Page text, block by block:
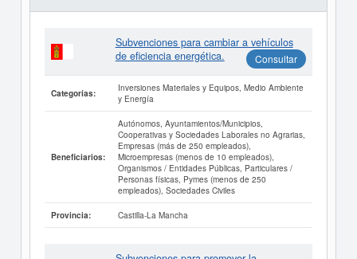
Subvenciones para cambiar a vehículos
de eficiencia energética.
Consultar
Categorías:
Inversiones Materiales y Equipos, Medio Ambiente
y Energía
Beneficiarios:
Autónomos, Ayuntamientos/Municipios,
Cooperativas y Sociedades Laborales no Agrarias,
Empresas (más de 250 empleados),
Microempresas (menos de 10 empleados),
Organismos / Entidades Públicas, Particulares /
Personas físicas, Pymes (menos de 250
empleados), Sociedades Civiles
Provincia: Castilla-La Mancha